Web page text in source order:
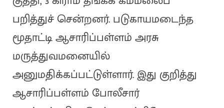
பறித்துச் சென்றனர். படுகாயமடைந்த
மூதாட்டி ஆசாரிப்பள்ளம் அரசு
மருத்துவமனையில்
அனுமதிக்கப்பட்டுள்ளார். இது குறித்து
ஆசாரிப்பள்ளம் போலீசார்